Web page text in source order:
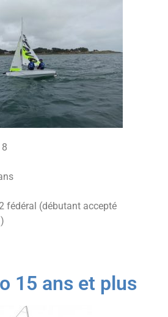
8
fédéral (débutant accepté
15 ans et plus